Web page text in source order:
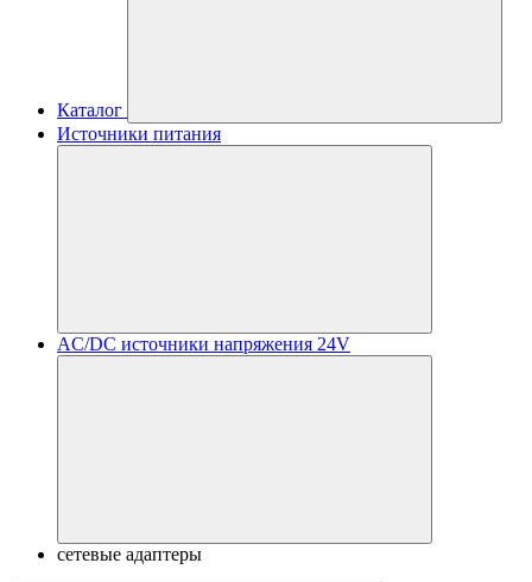
Каталог
Источники питания
AC/DC источники напряжения 24V
сетевые адаптеры